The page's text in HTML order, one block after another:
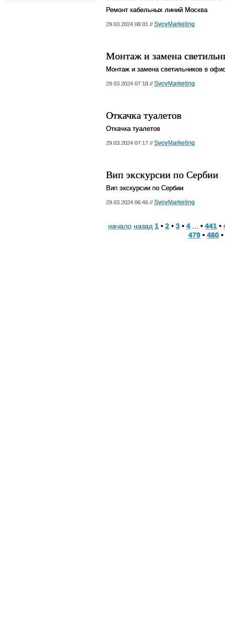
Ремонт кабельных линий Москва
29.03.2024 08:01 // SvoyMarketing
Монтаж и замена
Монтаж и замена светильников в
29.03.2024 07:18 // SvoyMarketing
Откачка туалетов
Откачка туалетов
29.03.2024 07:17 // SvoyMarketing
Вип экскурсии по Сербии
Вип экскурсии по Сербии
29.03.2024 06:46 // SvoyMarketing
начало назад 1 • 2 • 3 • 4 ... • 441 •
479 • 480 •